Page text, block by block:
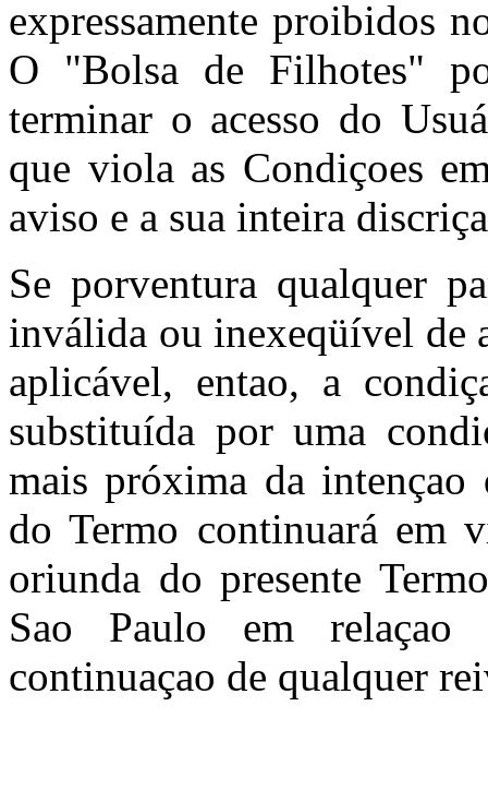
expressamente proibidos
O "Bolsa de Filhotes"
terminar o acesso do
que viola as Condiçoes
aviso e a sua inteira
Se porventura qualquer
inválida ou inexeqüível de
aplicável, entao, a
substituída por uma
mais próxima da
do Termo continuará em
oriunda do presente
Sao Paulo em relaçao
continuaçao de qualquer